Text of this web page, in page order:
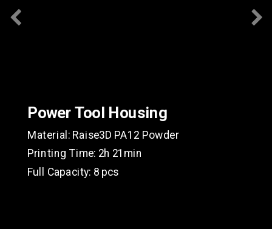
Power Tool Housing
Material: Raise3D PA12 Powder
Printing Time: 2h 21min
Full Capacity: 8 pcs